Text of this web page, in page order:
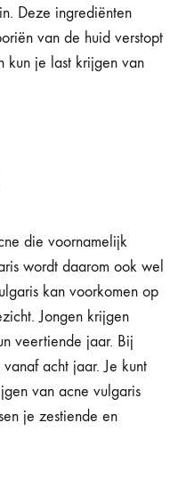
die voornamelijk
wordt daarom ook wel
kan voorkomen op
Jongen krijgen
veertiende jaar. Bij
acht jaar. Je kunt
van acne vulgaris
je zestiende en
Deze ingrediënten
van de huid verstopt
kun je last krijgen van